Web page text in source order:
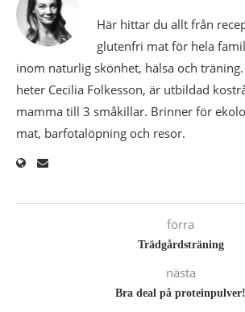
Här hittar du allt från
glutenfri mat för hela
inom naturlig skönhet, hälsa och
heter Cecilia Folkesson, är utbildad
mamma till 3 småkillar. Brinner för
mat, barfotalöpning och resor.
förra
Trädgårdsträning
nästa
Bra deal på proteinpulver!